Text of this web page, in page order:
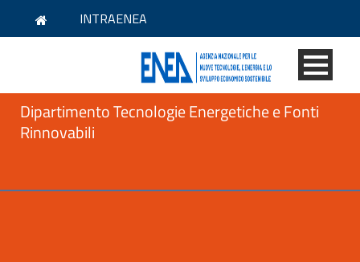
INTRAENEA
Dipartimento Tecnologie Energetiche e Fonti
Rinnovabili